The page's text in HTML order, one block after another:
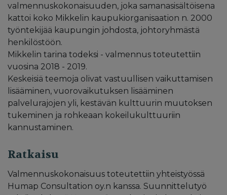
valmennuskokonaisuuden, joka samanasisältöisena
kattoi koko Mikkelin kaupukiorganisaation n. 2000
työntekijää kaupungin johdosta, johtoryhmästä
henkilöstöön.
Mikkelin tarina todeksi - valmennus toteutettiin
vuosina 2018 - 2019.
Keskeisiä teemoja olivat vastuullisen vaikuttamisen
lisääminen, vuorovaikutuksen lisääminen
palvelurajojen yli, kestävän kulttuurin muutoksen
tukeminen ja rohkeaan kokeilukulttuuriin
kannustaminen.
Ratkaisu
Valmennuskokonaisuus toteutettiin yhteistyössä
Humap Consultation oy.n kanssa. Suunnittelutyö